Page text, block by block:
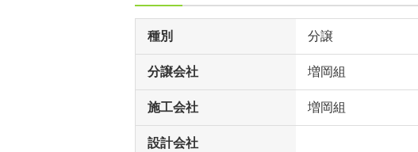
種別 分譲
分譲会社 増岡組
施工会社 増岡組
設計会社